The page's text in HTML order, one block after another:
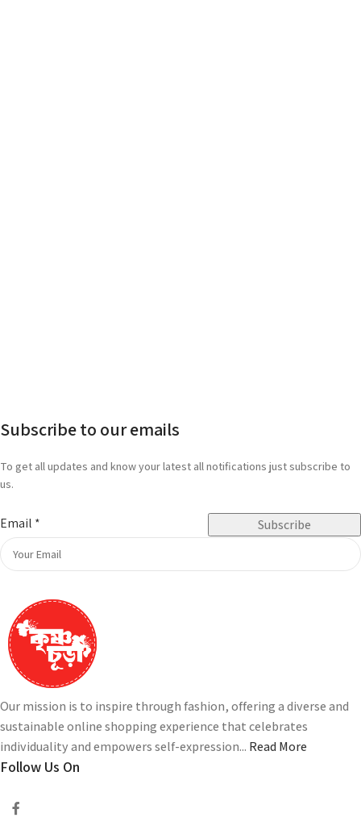
Subscribe to our emails
To get all updates and know your latest all notifications just subscribe to
us.
Email * Subscribe
Our mission is to inspire through fashion, offering a diverse and
sustainable online shopping experience that celebrates
individuality and empowers self-expression... Read More
Follow Us On